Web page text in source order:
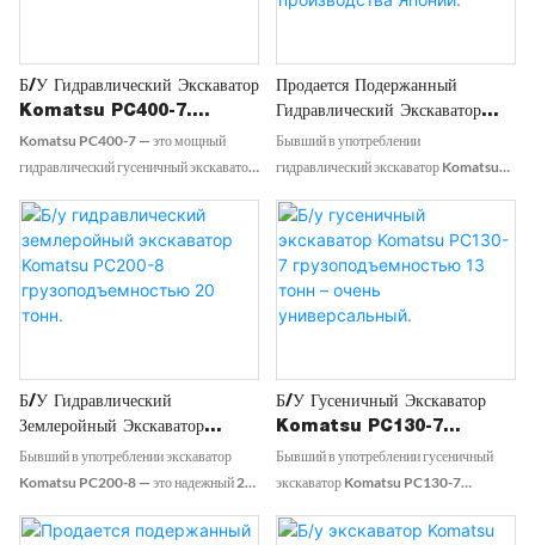
выдающимися возможностями копания
и эффективностью, что делает его
идеальным выбором для сложных
строительных площадок.
земляных работ, разработки карьеров и
Б/у Гидравлический Экскаватор
Komatsu PC400-7.
Продажа Подержанных
Экскаваторов.
Komatsu PC400-7 — это мощный
гидравлический гусеничный экскаватор
масштабных земляных работ,
разработки карьеров и
горнодобывающей промышленности.
Он обладает мощностью 330 л.с.,
рабочей массой от 91 270 до 95 460
172 галлона.
Продается Подержанный
Гидравлический Экскаватор
Komatsu PC220-7,
Оригинальный, Производства
Бывший в употреблении
гидравлический экскаватор Komatsu
исключительной производительностью
и надежностью при выполнении
различных строительных работ. Эта
хорошо обслуживаемая машина
оснащена мощной гидравлической
тяжелых работ, так и для точной
обработки, что делает ее ценным
дополнением к любому автопарку.
Б/у Гидравлический
Землеройный Экскаватор
Komatsu PC200-8
Грузоподъемностью 20 Тонн.
Бывший в употреблении экскаватор
Komatsu PC200-8 — это надежный 20-
разработанный для оптимальной
Б/у Гусеничный Экскаватор
Komatsu PC130-7
Грузоподъемностью 13 Тонн –
Очень Универсальный.
Бывший в употреблении гусеничный
экскаватор Komatsu PC130-7
универсальная машина, идеально